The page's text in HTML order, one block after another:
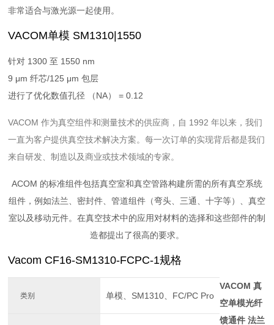
非常适合与激光源一起使用。
VACOM单模 SM1310|1550
针对 1300 至 1550 nm
9 μm 纤芯/125 μm 包层
进行了优化数值孔径 （NA） = 0.12
VACOM 作为真空组件和测量技术的供应商，自 1992 年以来，我们
一直为客户提供真空技术解决方案。每一次订单的实现背后都是我们
来自研发、制造以及商业或技术领域的专家。
ACOM 的标准组件包括真空室和真空管路构建所需的所有真空系统
组件，例如法兰、密封件、管道组件（弯头、三通、十字等）、真空
室以及移动元件。在真空技术中的应用对材料的选择和这些部件的制
造都提出了很高的要求。
Vacom CF16-SM1310-FCPC-1规格
类别 单模、SM1310、FC/PC Pro
VACOM 真
空单模光纤
馈通件 法兰